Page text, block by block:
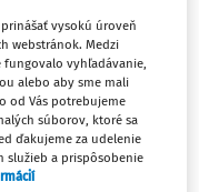
len
oblasti je
portálu.
vysokú úroveň
webstránok. Medzi
fungovalo vyhľadávanie,
alebo aby sme mali
od Vás potrebujeme
súborov, ktoré sa
ďakujeme za udelenie
služieb a prispôsobenie